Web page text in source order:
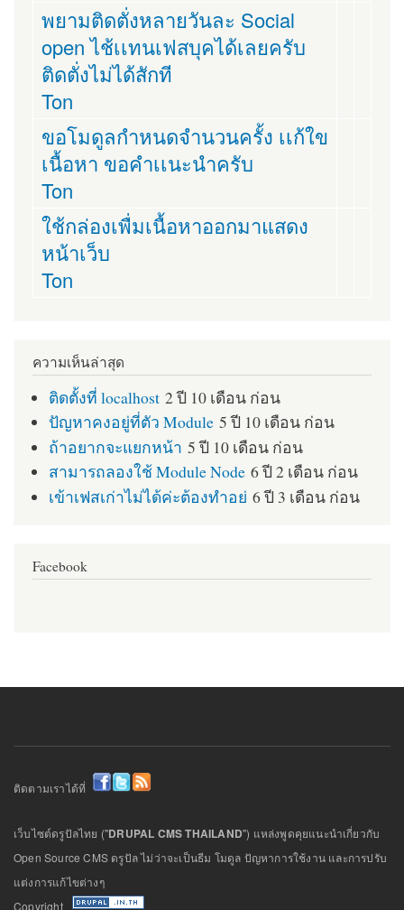
พยามติดตั่งหลายวันละ Social
open ไช้เเทนเฟสบุคได้เลยครับ
ติดตั่งไม่ได้สักที
Ton
ขอโมดูลกำหนดจำนวนครั้ง เเก้ใข
เนื้อหา ขอคำเเนะนำครับ
Ton
ใช้กล่องเพื่มเนื้อหาออกมาแสดง
หน้าเว็บ
Ton
ความเห็นล่าสุด
ติดตั้งที่ localhost 2 ปี 10 เดือน ก่อน
ปัญหาคงอยู่ที่ตัว Module 5 ปี 10 เดือน ก่อน
ถ้าอยากจะแยกหน้า 5 ปี 10 เดือน ก่อน
สามารถลองใช้ Module Node 6 ปี 2 เดือน ก่อน
เข้าเฟสเก่าไม่ได้ค่ะต้องทำอย่ 6 ปี 3 เดือน ก่อน
Facebook
ติดตามเราได้ที่
เว็บไซต์ดรูปัลไทย ("DRUPAL CMS THAILAND") แหล่งพูดคุยแนะนำเกี่ยวกับ
Open Source CMS ดรูปัล ไม่ว่าจะเป็นธีม โมดูล ปัญหาการใช้งาน และการปรับ
แต่งการแก้ไขต่างๆ
Copyright